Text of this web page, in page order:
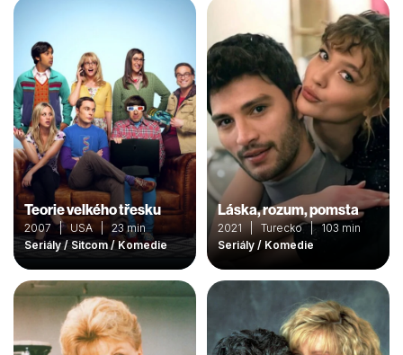
Teorie velkého třesku
2007 | USA | 23 min
Seriály / Sitcom / Komedie
Láska, rozum, pomsta
2021 | Turecko | 103 min
Seriály / Komedie